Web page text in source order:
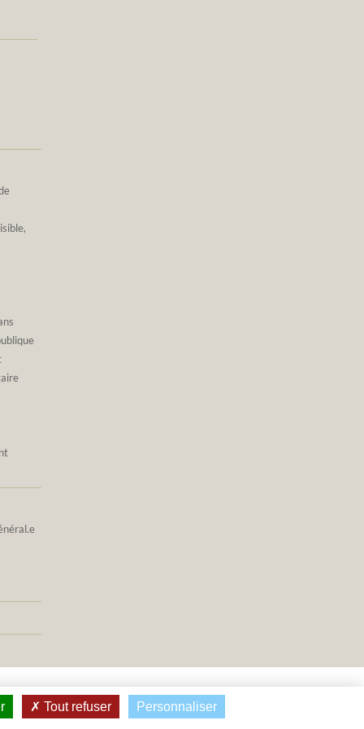
Tout refuser Personnaliser